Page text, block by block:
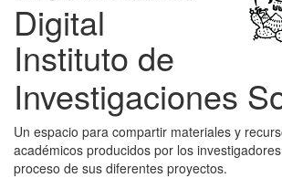
Digital
Instituto de
Investigaciones
Un espacio para compartir materiales y
académicos producidos por los
proceso de sus diferentes proyectos.